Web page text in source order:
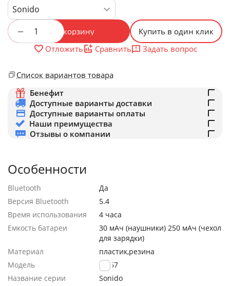
+
− В корзину
Купить в один клик
Отложить
Сравнить Задать вопрос
Список вариантов товара
Бенефит
Доступные варианты доставки
Доступные варианты оплаты
Наши преимущества
Отзывы о компании
Особенности
Bluetooth
Да
Версия Bluetooth
5.4
Время использования
4 часа
Емкость батареи
30 мАч (наушники) 250 мАч (чехол
для зарядки)
Материал
пластик,резина
Модель
EW67
Название серии
Sonido